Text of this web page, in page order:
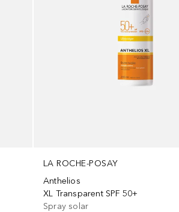
LA ROCHE-POSAY
Anthelios
XL Transparent SPF 50+
Spray solar